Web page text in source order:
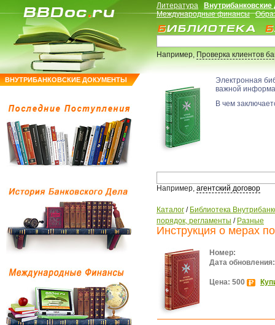
ВНУТРИБАНКОВСКИЕ ДОКУМЕНТЫ
Литература
Международные финансы
Например,Проверка клиентов
Электронная
важной
В чем
Например, агентский договор
Каталог / Библиотека
порядок, регламенты / Разные
Инструкция о мерах
Номер:
Дата обновления:
Цена: 500